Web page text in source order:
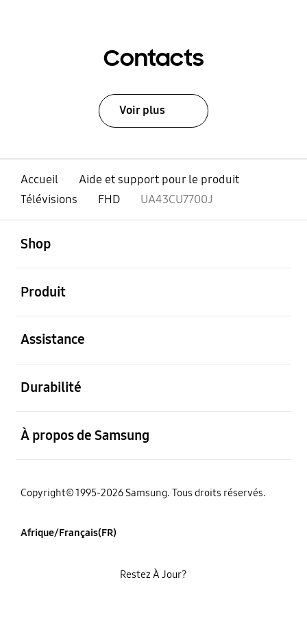
Contacts
Voir plus
Accueil
Aide et support pour le produit
Télévisions
FHD UA43CU7700J
Shop
Produit
Assistance
Durabilité
À propos de Samsung
Copyright© 1995-2026 Samsung. Tous droits réservés.
Afrique/Français(FR)
Restez À Jour?